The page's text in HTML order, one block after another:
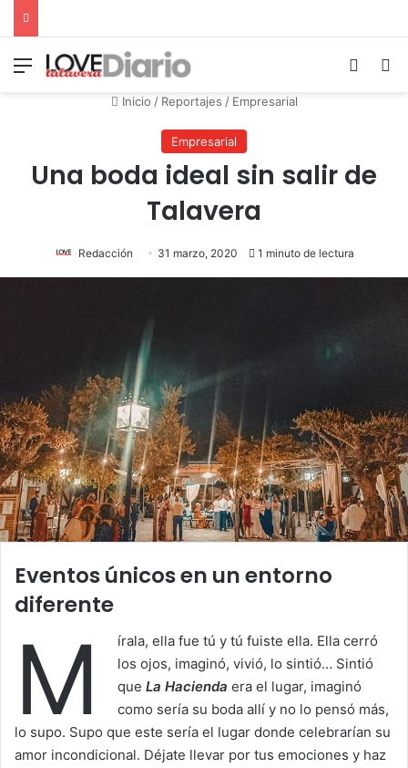
Menú
Inicio / Reportajes / Empresarial
Empresarial
Una boda ideal sin salir de
Talavera
Redacción 31 marzo, 2020 1 minuto de lectura
Eventos únicos en un entorno
diferente
M
írala, ella fue tú y tú fuiste ella. Ella cerró
los ojos, imaginó, vivió, lo sintió… Sintió
que La Hacienda era el lugar, imaginó
como sería su boda allí y no lo pensó más,
lo supo. Supo que este sería el lugar donde celebrarían su
amor incondicional. Déjate llevar por tus emociones y haz